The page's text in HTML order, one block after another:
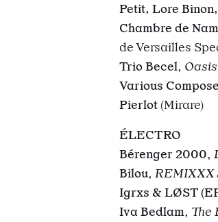
Petit, Lore
Chambre de
de Versailles
Trio Becel, Oasis
Various
Pierlot (Mirare)
ÉLECTRO
Bérenger 2000,
Bilou, REMIXXX
Igrxs & LØST
Iva Bedlam, The